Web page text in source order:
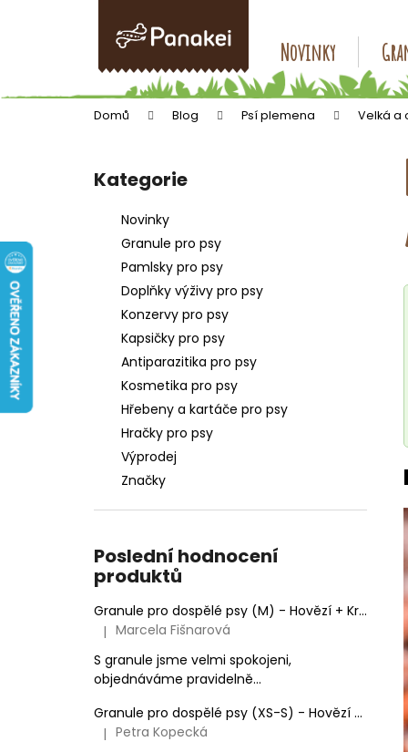
Novinky
Domů Blog Psí plemena Velká a
Přeskočit
kategorie
Kategorie
Novinky
Granule pro psy
Pamlsky pro psy
Doplňky výživy pro psy
Konzervy pro psy
Kapsičky pro psy
Antiparazitika pro psy
Kosmetika pro psy
Hřebeny a kartáče pro psy
Hračky pro psy
Výprodej
Značky
Poslední hodnocení
produktů
Granule pro dospělé psy (M) - Hovězí + Krůtí 9kg
Hodnocení produktu je 5 z 5 hvězdiček.
| Marcela Fišnarová
S granule jsme velmi spokojeni,
objednáváme pravidelně...
Granule pro dospělé psy (XS-S) - Hovězí + Krůtí
Hodnocení produktu je 5 z 5 hvězdiček.
| Petra Kopecká
k
obchodu
obchodu